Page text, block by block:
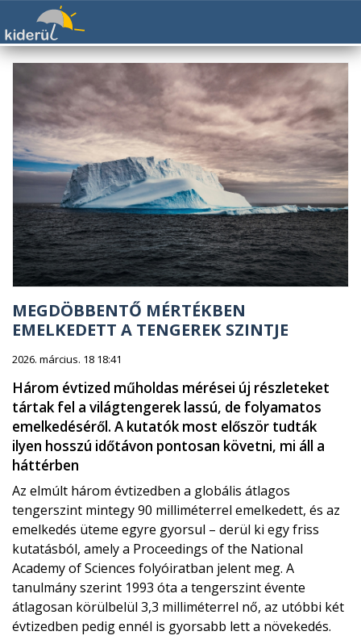
MEGDÖBBENTŐ MÉRTÉKBEN
EMELKEDETT A TENGEREK SZINTJE
2026. március. 18 18:41
Három évtized műholdas mérései új részleteket
tártak fel a világtengerek lassú, de folyamatos
emelkedéséről. A kutatók most először tudták
ilyen hosszú időtávon pontosan követni, mi áll a
háttérben
Az elmúlt három évtizedben a globális átlagos
tengerszint mintegy 90 milliméterrel emelkedett, és az
emelkedés üteme egyre gyorsul – derül ki egy friss
kutatásból, amely a Proceedings of the National
Academy of Sciences folyóiratban jelent meg. A
tanulmány szerint 1993 óta a tengerszint évente
átlagosan körülbelül 3,3 milliméterrel nő, az utóbbi két
évtizedben pedig ennél is gyorsabb lett a növekedés.